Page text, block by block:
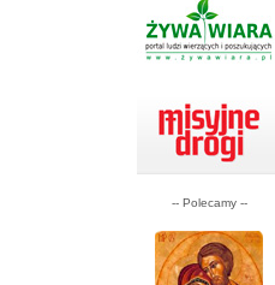
-- Polecamy --